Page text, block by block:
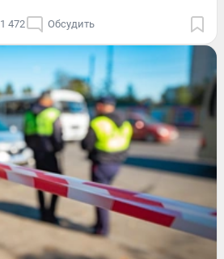
1 472 Обсудить